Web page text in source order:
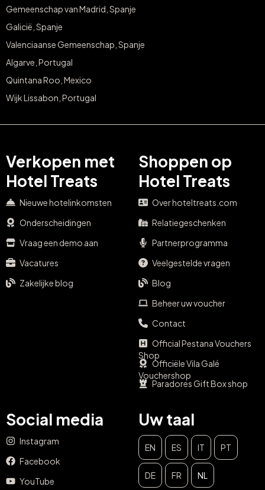
Gemeenschap van Madrid, Spanje
Galicië, Spanje
Valenciaanse Gemeenschap, Spanje
Algarve, Portugal
Quintana Roo, Mexico
Wijk Lissabon, Portugal
Verkopen met
Hotel Treats
Nieuwe hotelinkomsten
Onderscheidingen
Vraag een demo aan
Vacatures
Zakelijke blog
Shoppen op
Hotel Treats
Over hoteltreats.com
Relatiegeschenken
Partnerprogramma
Veelgestelde vragen
Blog
Beheer uw voucher
Contact
Official Pestana Vouchers
Shop
Officiële Vila Galé
Vouchershop
Paradores Gift Box shop
Social media
Instagram
Facebook
YouTube
Uw taal
EN ES IT PT
DE FR NL